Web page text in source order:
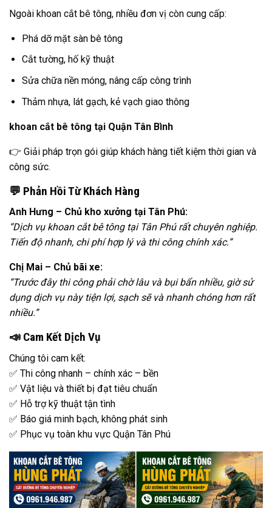
Ngoài khoan cắt bê tông, nhiều đơn vị còn cung cấp:
Phá dỡ mặt sàn bê tông
Cắt tường, hố kỹ thuật
Sửa chữa nền móng, nâng cấp công trình
Thảm nhựa, lát gạch, kẻ vạch giao thông
khoan cắt bê tông tại Quận Tân Bình
👉 Giải pháp trọn gói giúp khách hàng tiết kiệm thời gian và
công sức.
💬 Phản Hồi Từ Khách Hàng
Anh Hưng – Chủ kho xưởng tại Tân Phú:
“Dịch vụ khoan cắt bê tông tại Tân Phú rất chuyên nghiệp.
Tiến độ nhanh, chi phí hợp lý và thi công chính xác.”
Chị Mai – Chủ bãi xe:
“Trước đây thi công phải chờ lâu và bụi bẩn nhiều, giờ sử
dụng dịch vụ này tiện lợi, sạch sẽ và nhanh chóng hơn rất
nhiều.”
📣 Cam Kết Dịch Vụ
Chúng tôi cam kết:
✅ Thi công nhanh – chính xác – bền
✅ Vật liệu và thiết bị đạt tiêu chuẩn
✅ Hỗ trợ kỹ thuật tận tình
✅ Báo giá minh bạch, không phát sinh
✅ Phục vụ toàn khu vực Quận Tân Phú